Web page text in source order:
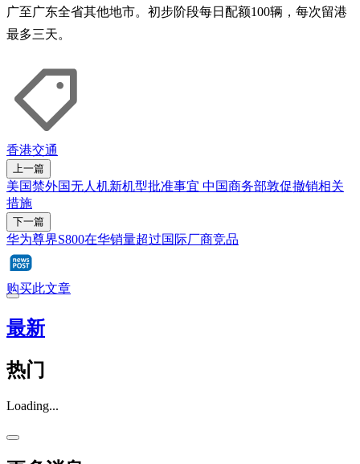
广至广东全省其他地市。初步阶段每日配额100辆，每次留港
最多三天。
香港交通
上一篇
美国禁外国无人机新机型批准事宜 中国商务部敦促撤销相关
措施
下一篇
华为尊界S800在华销量超过国际厂商竞品
购买此文章
最新
热门
Loading...